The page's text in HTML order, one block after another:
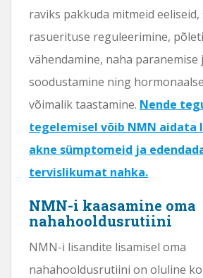
raviks pakkuda mitmeid
rasuerituse reguleerimine,
vähendamine, naha paranemise
soodustamine ning
võimalik taastamine. Nende
tegelemisel võib NMN aidata
akne sümptomeid ja
tervislikumat nahka.
NMN-i kaasamine oma
nahahooldusrutiini
NMN-i lisandite lisamisel oma
nahahooldusrutiini on oluline